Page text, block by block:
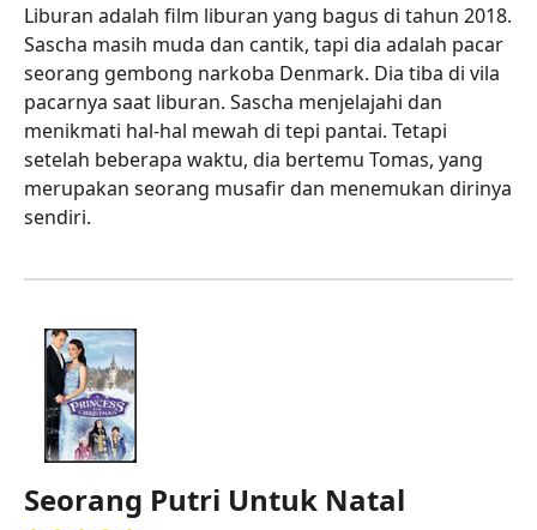
Liburan adalah film liburan yang bagus di tahun 2018.
Sascha masih muda dan cantik, tapi dia adalah pacar
seorang gembong narkoba Denmark. Dia tiba di vila
pacarnya saat liburan. Sascha menjelajahi dan
menikmati hal-hal mewah di tepi pantai. Tetapi
setelah beberapa waktu, dia bertemu Tomas, yang
merupakan seorang musafir dan menemukan dirinya
sendiri.
Seorang Putri Untuk Natal